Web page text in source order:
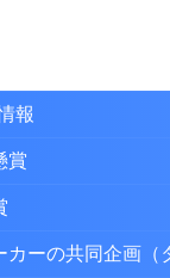
報
賞
ーの共同企画（